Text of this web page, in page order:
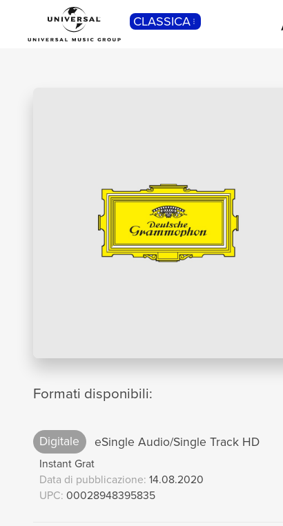
CLASSICA
Formati disponibili:
Digitale eSingle Audio/Single Track HD
Instant Grat
Data di pubblicazione: 14.08.2020
UPC: 00028948395835
POP